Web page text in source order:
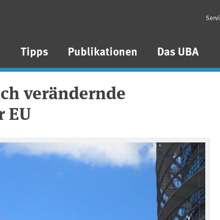
Tipps Publikationen Das UBA
verändernde
EU